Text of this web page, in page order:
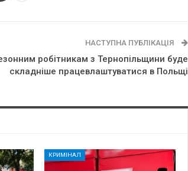
НАСТУПНА ПУБЛІКАЦІЯ
робітникам з Тернопільщини буде
складніше працевлаштуватися в Польщі
КРИМІНАЛ